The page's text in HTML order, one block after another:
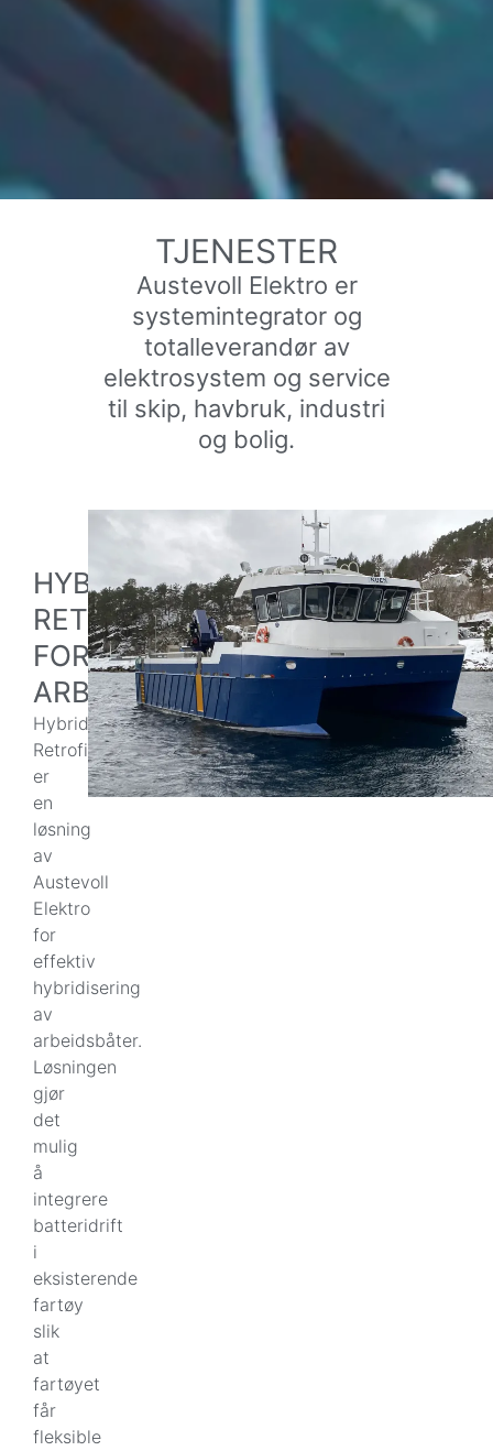
TJENESTER
Austevoll Elektro er
systemintegrator og
totalleverandør av
elektrosystem og service
til skip, havbruk, industri
og bolig.
HYBRID
RETROFIT
FOR
ARBEIDSBÅTER
Hybrid
Retrofit
er
en
løsning
av
Austevoll
Elektro
for
effektiv
hybridisering
av
arbeidsbåter.
Løsningen
gjør
det
mulig
å
integrere
batteridrift
i
eksisterende
fartøy
slik
at
fartøyet
får
fleksible